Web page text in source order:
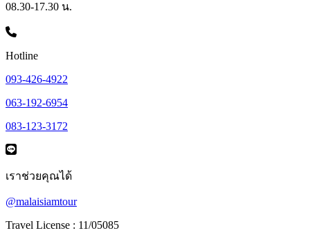
08.30-17.30 น.
Hotline
093-426-4922
063-192-6954
083-123-3172
เราช่วยคุณได้
@malaisiamtour
Travel License : 11/05085